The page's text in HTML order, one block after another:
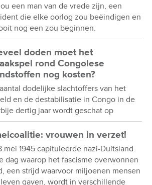
een man van de vrede zijn, een
die elke oorlog zou beëindigen en
nog een zou beginnen.
doden moet het
rond Congolese
nog kosten?
dodelijke slachtoffers van het
en de destabilisatie in Congo in de
dertig jaar wordt geschat op
vrouwen in verzet!
mei 1945 capituleerde nazi-Duitsland.
dag waarop het fascisme overwonnen
een strijd waarvoor miljoenen mensen
gaven, wordt in verschillende